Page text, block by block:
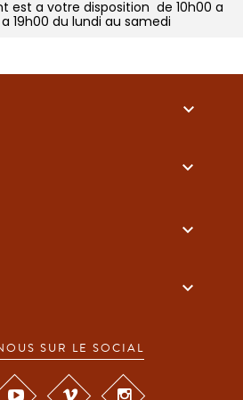
est a votre disposition de 10h00 a
a 19h00 du lundi au samedi




SUR LE SOCIAL